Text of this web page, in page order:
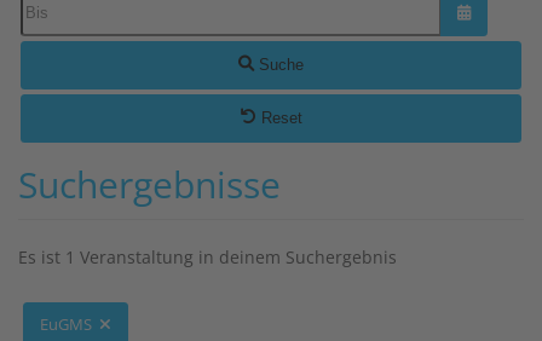
Kalender
Suche
Reset
Suchergebnisse
Es ist 1 Veranstaltung in deinem Suchergebnis
EuGMS